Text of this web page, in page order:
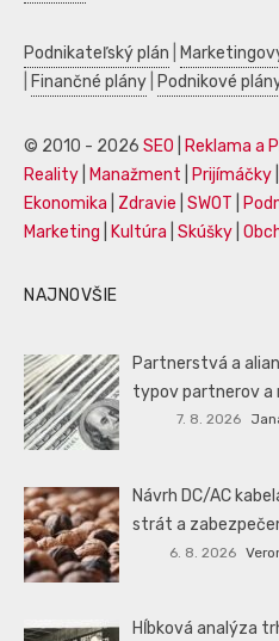
Podnikateľský plán
Finančné plány Podnikové
© 2010 - 2026 SEO Reklama a
Reality
Manažment Prijímáčky
Ekonomika
Zdravie SWOT
Marketing
Kultúra Skúšky
NAJNOVŠIE
Partnerstvá a
typov partnerov a
7. 8. 2026
Návrh DC/AC
strát a
6. 8. 2026
Hĺbková analýza